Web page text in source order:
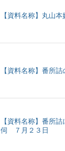
【資料名称】丸山
【資料名称】番所
【資料名称】番所
伺 ７月２３日